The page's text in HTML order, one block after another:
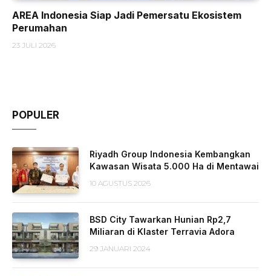
AREA Indonesia Siap Jadi Pemersatu Ekosistem
Perumahan
23 JULI 2026
POPULER
Riyadh Group Indonesia Kembangkan
Kawasan Wisata 5.000 Ha di Mentawai
10 AGUSTUS 2026
BSD City Tawarkan Hunian Rp2,7
Miliaran di Klaster Terravia Adora
29 JANUARI 2024